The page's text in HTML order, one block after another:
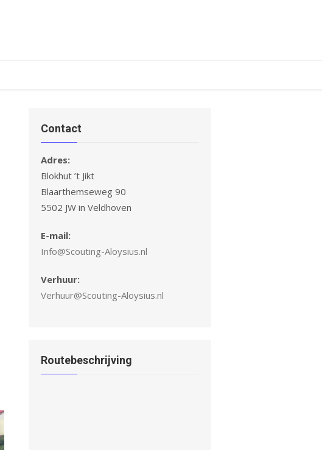
Contact
Adres:
Blokhut ’t Jikt
Blaarthemseweg 90
5502 JW in Veldhoven
E-mail:
Info@Scouting-Aloysius.nl
Verhuur:
Verhuur@Scouting-Aloysius.nl
Routebeschrijving